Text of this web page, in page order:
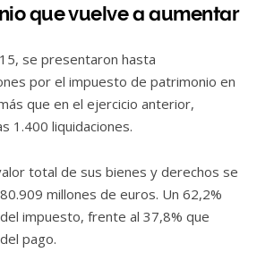
que vuelve a aumentar
se presentaron hasta
por el impuesto de patrimonio en
que en el ejercicio anterior,
1.400 liquidaciones.
total de sus bienes y derechos se
millones de euros. Un 62,2%
impuesto, frente al 37,8% que
pago.